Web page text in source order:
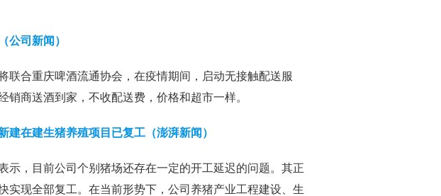
公司新闻）
联合重庆啤酒流通协会，在疫情期间，启动无接触配送服
销商送酒到家，不收配送费，价格和超市一样。
建在建生猪养殖项目已复工（澎湃新闻）
示，目前公司个别猪场还存在一定的开工延迟的问题。其正
实现全部复工。在当前形势下，公司养猪产业工程建设、生